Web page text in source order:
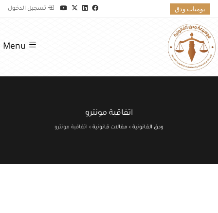
يوميات ودق تسجيل الدخول
Menu
اتفاقية مونترو
ودق القانونية › مقالات قانونية › اتفاقية مونترو